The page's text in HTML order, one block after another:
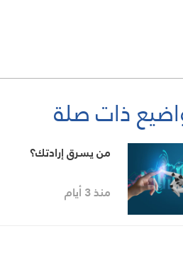
ذات صلة
من يسرق إرادتك؟
منذ 3 أيام